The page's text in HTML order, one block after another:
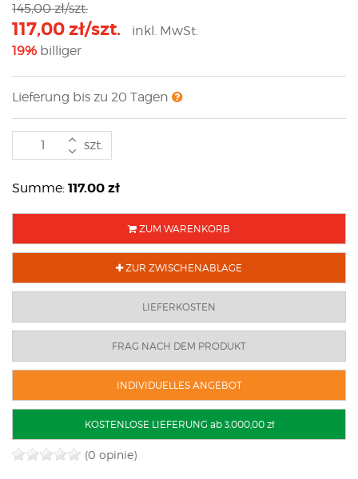
145,00 zł/szt.
117,00 zł/szt.
inkl. MwSt.
19% billiger
Lieferung bis zu 20 Tagen
szt.
Summe: 117.00zł
ZUM WARENKORB
ZUR ZWISCHENABLAGE
LIEFERKOSTEN
FRAG NACH DEM PRODUKT
INDIVIDUELLES ANGEBOT
KOSTENLOSE LIEFERUNG ab 3.000,00 zł
(0 opinie)